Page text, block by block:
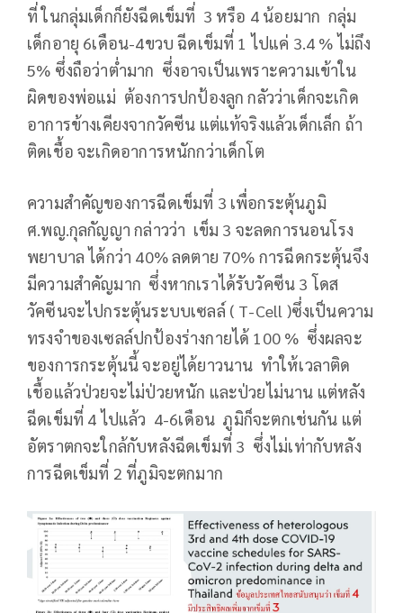
ที่ ในกลุ่มเด็กก็ยังฉีดเข็มที่ 3 หรือ 4 น้อยมาก กลุ่ม
เด็กอายุ 6เดือน-4ขวบ ฉีดเข็มที่ 1 ไปแค่ 3.4 % ไม่ถึง
5% ซึ่งถือว่าต่ำมาก ซึ่งอาจเป็นเพราะความเข้าใน
ผิดของพ่อแม่ ต้องการปกป้องลูก กลัวว่าเด็กจะเกิด
อาการข้างเคียงจากวัคซีน แต่แท้จริงแล้วเด็กเล็ก ถ้า
ติดเชื้อ จะเกิดอาการหนักกว่าเด็กโต
ความสำคัญของการฉีดเข็มที่ 3 เพื่อกระตุ้นภูมิ
ศ.พญ.กุลกัญญา กล่าวว่า เข็ม 3 จะลดการนอนโรง
พยาบาล ได้กว่า 40% ลดตาย 70% การฉีดกระตุ้นจึง
มีความสำคัญมาก ซึ่งหากเราได้รับวัคซีน 3 โดส
วัคซีนจะไปกระตุ้นระบบเซลล์ ( T-Cell )ซึ่งเป็นความ
ทรงจำของเซลล์ปกป้องร่างกายได้ 100 % ซึ่งผลจะ
ของการกระตุ้นนี้ จะอยู่ได้ยาวนาน ทำให้เวลาติด
เชื้อแล้วป่วยจะไม่ป่วยหนัก และป่วยไม่นาน แต่หลัง
ฉีดเข็มที่ 4 ไปแล้ว 4-6เดือน ภูมิก็จะตกเช่นกัน แต่
อัตราตกจะใกล้กับหลังฉีดเข็มที่ 3 ซึ่งไม่เท่ากับหลัง
การฉีดเข็มที่ 2 ที่ภูมิจะตกมาก